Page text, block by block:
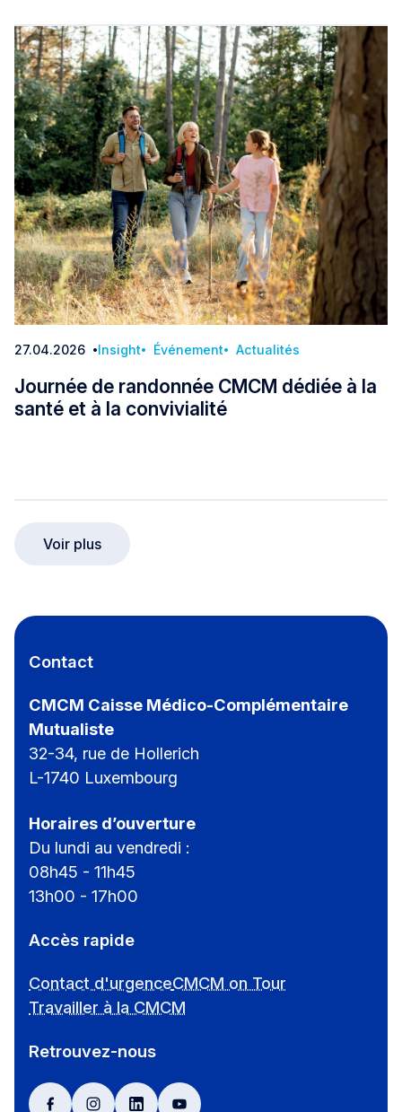
Date:
27.04.2026 Insight Événement Actualités
Journée de randonnée CMCM dédiée à la
santé et à la convivialité
Voir plus
Contact
CMCM Caisse Médico-Complémentaire
Mutualiste
32-34, rue de Hollerich
L-1740 Luxembourg
Horaires d’ouverture
Du lundi au vendredi :
08h45 - 11h45
13h00 - 17h00
Accès rapide
Contact d'urgenceCMCM on Tour
Travailler à la CMCM
Retrouvez-nous